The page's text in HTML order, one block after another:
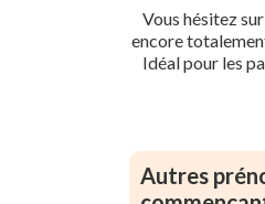
Vous hésitez
encore
Idéal pour les
Autres